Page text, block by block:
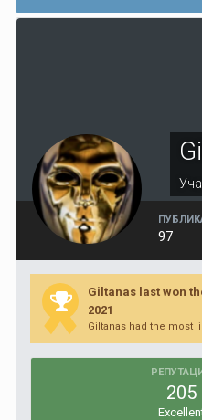
97
Giltanas last won
2021
Giltanas had the most
205